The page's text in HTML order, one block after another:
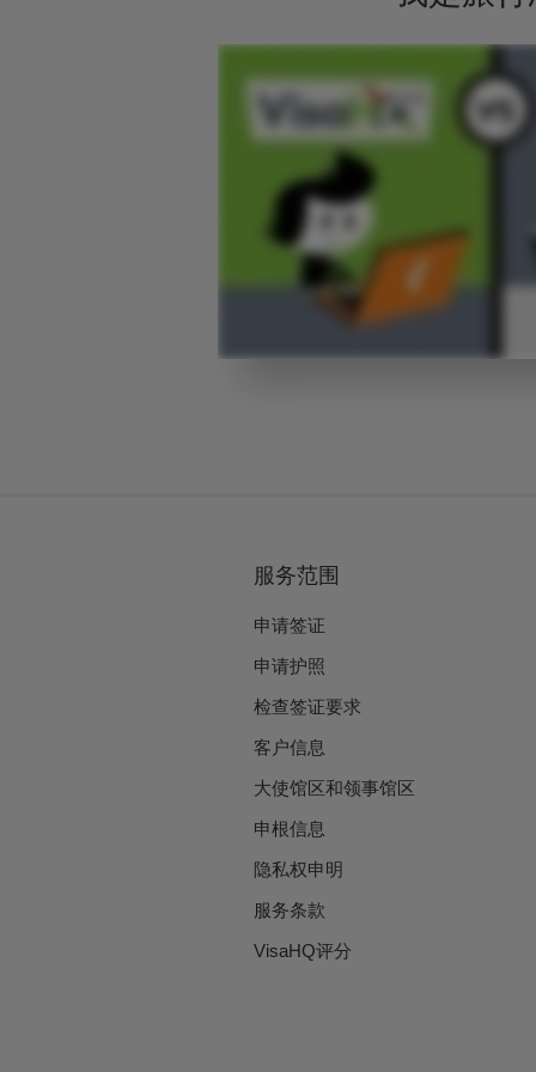
服务范围
申请签证
申请护照
检查签证要求
客户信息
大使馆区和领事馆区
申根信息
隐私权申明
服务条款
VisaHQ评分